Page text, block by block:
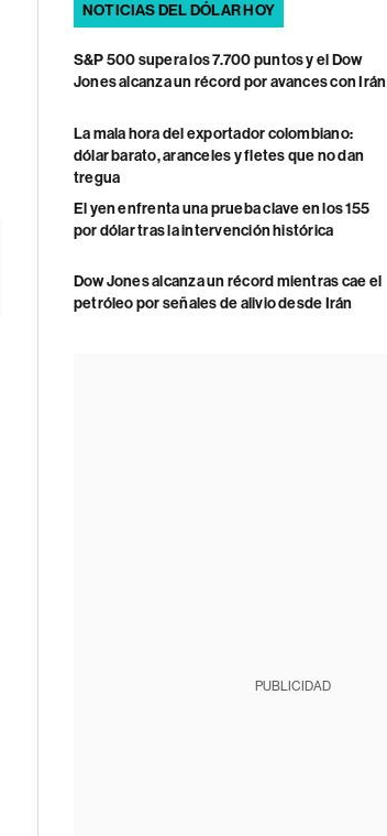
NOTICIAS DEL DÓLAR HOY
S&P 500 supera los 7.700 puntos y el Dow
Jones alcanza un récord por avances con Irán
La mala hora del exportador colombiano:
dólar barato, aranceles y fletes que no dan
tregua
El yen enfrenta una prueba clave en los 155
por dólar tras la intervención histórica
Dow Jones alcanza un récord mientras cae el
petróleo por señales de alivio desde Irán
PUBLICIDAD